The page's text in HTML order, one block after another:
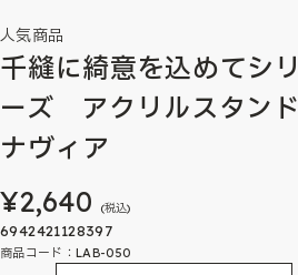
人気商品
千縫に綺意を込めてシリ
ーズ アクリルスタンド
ナヴィア
¥2,640 (税込)
6942421128397
商品コード：LAB-050